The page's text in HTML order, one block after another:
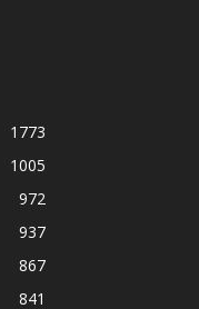
1773
1005
972
937
867
841